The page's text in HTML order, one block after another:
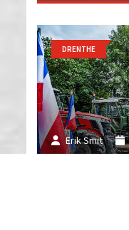
Erik Smit
DRENTHE